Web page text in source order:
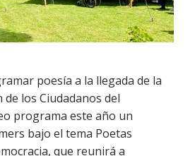
poesía a la llegada de la
de los Ciudadanos del
programa este año un
bajo el tema Poetas
que reunirá a